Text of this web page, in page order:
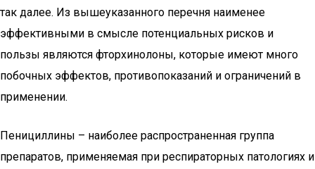
так далее. Из вышеуказанного перечня наименее
эффективными в смысле потенциальных рисков и
пользы являются фторхинолоны, которые имеют много
побочных эффектов, противопоказаний и ограничений в
применении.
Пенициллины – наиболее распространенная группа
препаратов, применяемая при респираторных патологиях и